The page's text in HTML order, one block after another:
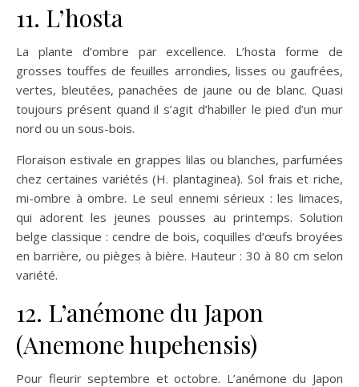
11. L’hosta
La plante d’ombre par excellence. L’hosta forme de
grosses touffes de feuilles arrondies, lisses ou gaufrées,
vertes, bleutées, panachées de jaune ou de blanc. Quasi
toujours présent quand il s’agit d’habiller le pied d’un mur
nord ou un sous-bois.
Floraison estivale en grappes lilas ou blanches, parfumées
chez certaines variétés (H. plantaginea). Sol frais et riche,
mi-ombre à ombre. Le seul ennemi sérieux : les limaces,
qui adorent les jeunes pousses au printemps. Solution
belge classique : cendre de bois, coquilles d’œufs broyées
en barrière, ou pièges à bière. Hauteur : 30 à 80 cm selon
variété.
12. L’anémone du Japon
(Anemone hupehensis)
Pour fleurir septembre et octobre. L’anémone du Japon